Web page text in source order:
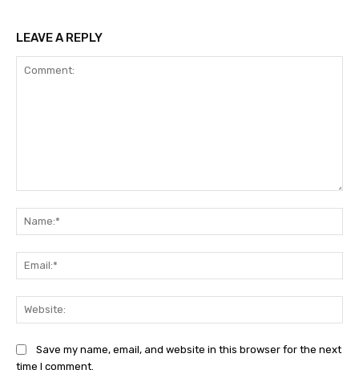
LEAVE A REPLY
Save my name, email, and website in this browser for the next
time I comment.